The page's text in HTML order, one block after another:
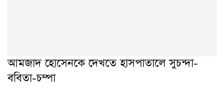
আমজাদ হোসেনকে দেখতে হাসপাতালে সুচন্দা-
ববিতা-চম্পা